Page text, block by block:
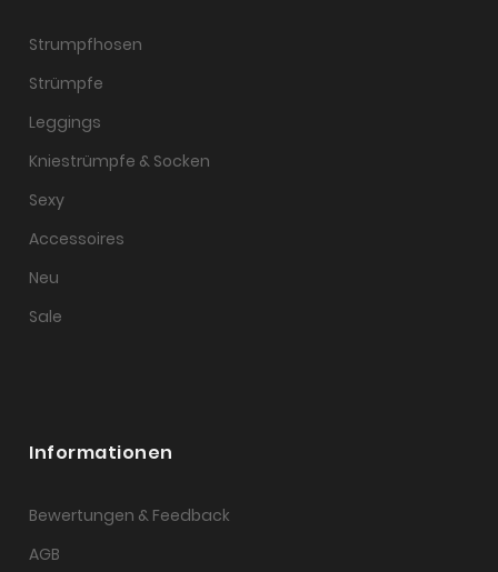
Strumpfhosen
Strümpfe
Leggings
Kniestrümpfe & Socken
Sexy
Accessoires
Neu
Sale
Informationen
Bewertungen & Feedback
AGB